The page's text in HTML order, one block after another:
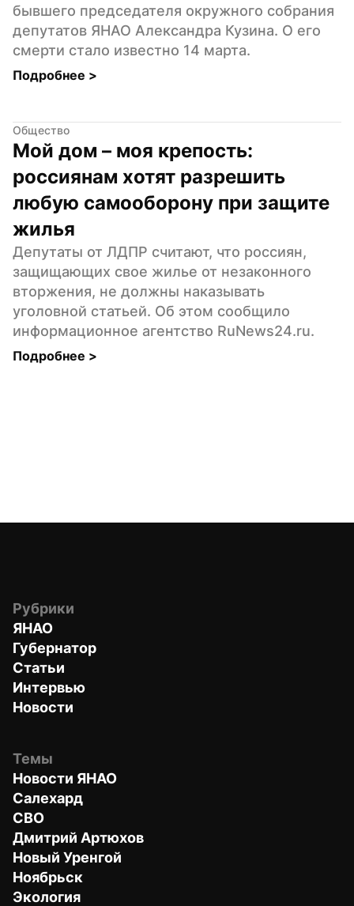
бывшего председателя окружного собрания
депутатов ЯНАО Александра Кузина. О его
смерти стало известно 14 марта.
Подробнее >
Общество
Мой дом – моя крепость:
россиянам хотят разрешить
любую самооборону при защите
жилья
Депутаты от ЛДПР считают, что россиян,
защищающих свое жилье от незаконного
вторжения, не должны наказывать
уголовной статьей. Об этом сообщило
информационное агентство RuNews24.ru.
Подробнее >
Рубрики
ЯНАО
Губернатор
Статьи
Интервью
Новости
Темы
Новости ЯНАО
Салехард
СВО
Дмитрий Артюхов
Новый Уренгой
Ноябрьск
Экология